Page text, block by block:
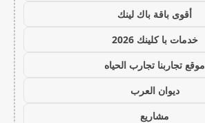
أقوى باقة باك لينك
خدمات با كلينك 2026
موقع تجاربنا تجارب الحياه
ديوان العرب
مشاريع